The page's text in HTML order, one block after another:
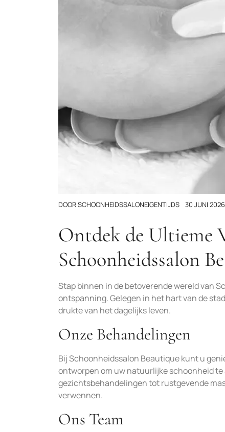
DOORSCHOONHEIDSSALONEIGENTIJDS 30 JUNI 2026
Ontdek de Ultieme
Schoonheidssalon
Stap binnen in de betoverende wereld van
ontspanning. Gelegen in het hart van de
drukte van het dagelijks leven.
Onze Behandelingen
Bij Schoonheidssalon Beautique kunt u
ontworpen om uw natuurlijke schoonheid
gezichtsbehandelingen tot rustgevende
verwennen.
Ons Team